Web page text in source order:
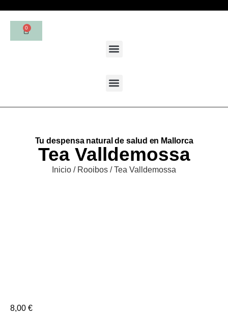
0
Tu despensa natural de salud en Mallorca
Tea Valldemossa
Inicio / Rooibos / Tea Valldemossa
8,00 €